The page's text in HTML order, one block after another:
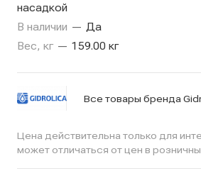
насадкой
В наличии — Да
Вес, кг — 159.00 кг
Все товары бренда
Цена действительна только для
может отличаться от цен в